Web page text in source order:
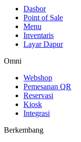
Dasbor
Point of Sale
Menu
Inventaris
Layar Dapur
Omni
Webshop
Pemesanan QR
Reservasi
Kiosk
Integrasi
Berkembang